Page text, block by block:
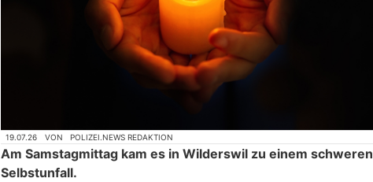
19.07.26 VON POLIZEI.NEWS REDAKTION
Am Samstagmittag kam es in Wilderswil zu einem schweren
Selbstunfall.